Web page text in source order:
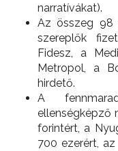
narratívákat).
Az összeg 98
szereplők
Fidesz, a
Metropol, a
hirdető.
A
ellenségképző
forintért, a
700 ezerért,